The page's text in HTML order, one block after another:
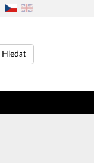
Hledat